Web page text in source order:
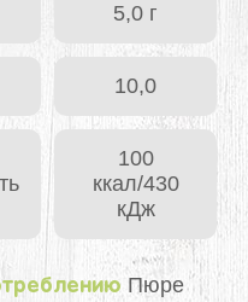
5,0 г
10,0
100
ккал/430
кДж
Пюре